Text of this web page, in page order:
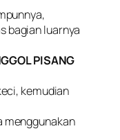
bagian luarnya
PISANG
kemudian
menggunakan